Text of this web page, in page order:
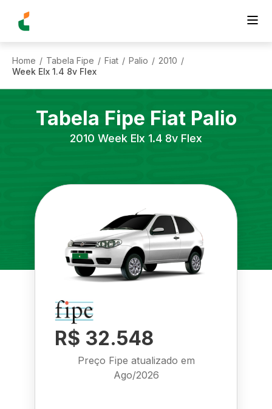
Home / Tabela Fipe / Fiat / Palio / 2010 /
Week Elx 1.4 8v Flex
Tabela Fipe Fiat Palio
2010 Week Elx 1.4 8v Flex
R$ 32.548
Preço Fipe atualizado em
Ago/2026